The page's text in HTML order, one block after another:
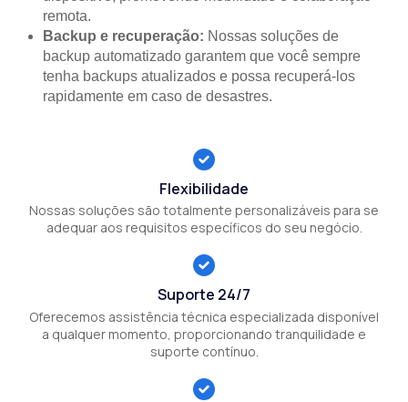
remota.
Backup e recuperação: Nossas soluções de
backup automatizado garantem que você sempre
tenha backups atualizados e possa recuperá-los
rapidamente em caso de desastres.
Flexibilidade
Nossas soluções são totalmente personalizáveis para se
adequar aos requisitos específicos do seu negócio.
Suporte 24/7
Oferecemos assistência técnica especializada disponível
a qualquer momento, proporcionando tranquilidade e
suporte contínuo.